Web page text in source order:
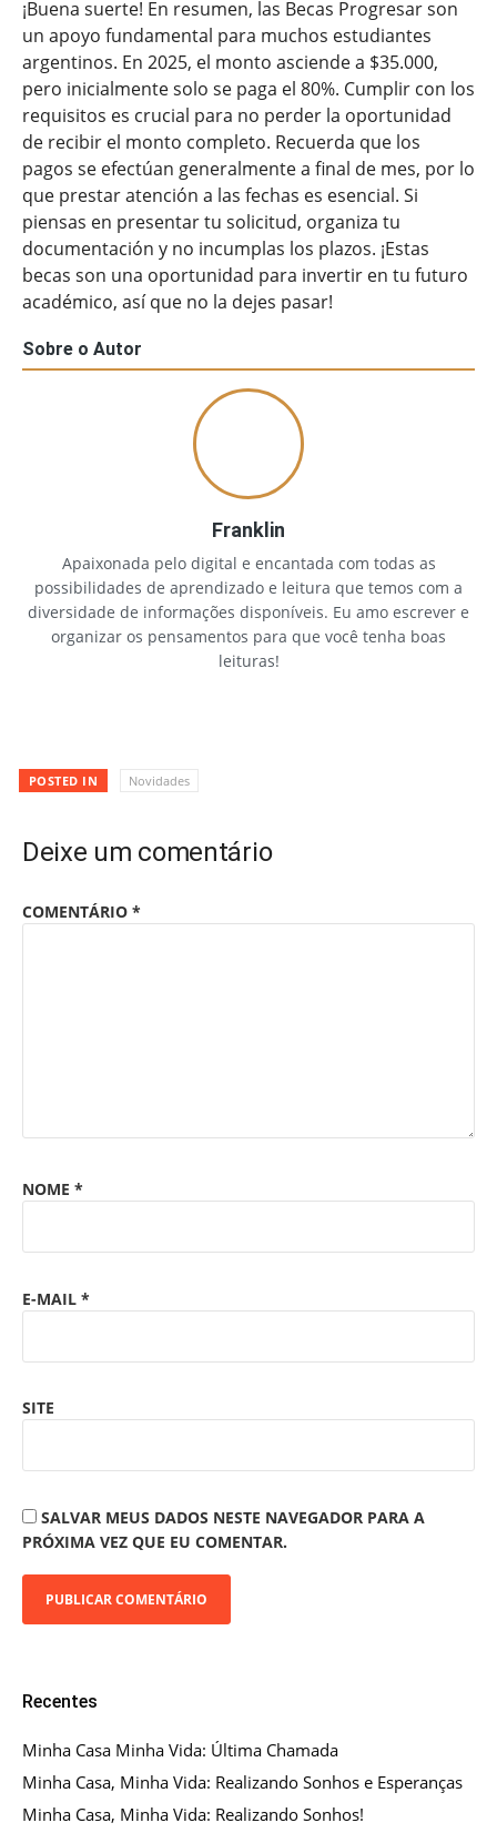
¡Buena suerte! En resumen, las Becas Progresar son
un apoyo fundamental para muchos estudiantes
argentinos. En 2025, el monto asciende a $35.000,
pero inicialmente solo se paga el 80%. Cumplir con los
requisitos es crucial para no perder la oportunidad
de recibir el monto completo. Recuerda que los
pagos se efectúan generalmente a final de mes, por lo
que prestar atención a las fechas es esencial. Si
piensas en presentar tu solicitud, organiza tu
documentación y no incumplas los plazos. ¡Estas
becas son una oportunidad para invertir en tu futuro
académico, así que no la dejes pasar!
Sobre o Autor
Franklin
Apaixonada pelo digital e encantada com todas as
possibilidades de aprendizado e leitura que temos com a
diversidade de informações disponíveis. Eu amo escrever e
organizar os pensamentos para que você tenha boas
leituras!
POSTED IN Novidades
Deixe um comentário
COMENTÁRIO *
NOME *
E-MAIL *
SITE
SALVAR MEUS DADOS NESTE NAVEGADOR PARA A
PRÓXIMA VEZ QUE EU COMENTAR.
Recentes
Minha Casa Minha Vida: Última Chamada
Minha Casa, Minha Vida: Realizando Sonhos e Esperanças
Minha Casa, Minha Vida: Realizando Sonhos!